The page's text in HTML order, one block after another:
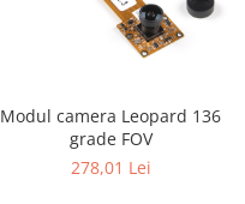
Modul camera Leopard 136
grade FOV
278,01 Lei